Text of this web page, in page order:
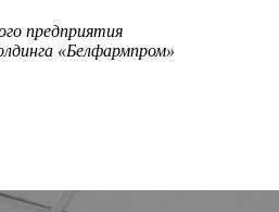
предприятия
«Белфармпром»